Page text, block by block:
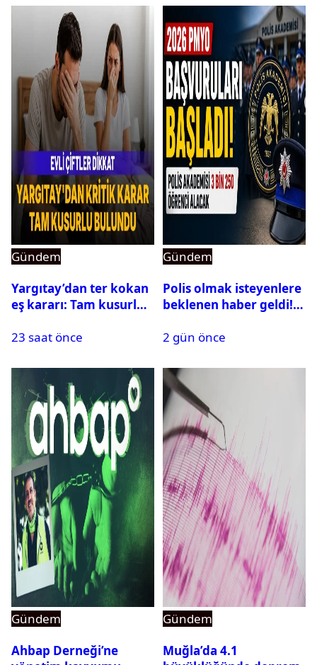
Gündem
Yargıtay’dan ter kokan
eş kararı: Tam kusurlu
23 saat önce
Gündem
Polis olmak isteyenlere
beklenen haber geldi!
2 gün önce
Gündem
Ahbap Derneği’ne
Gündem
Muğla’da 4.1